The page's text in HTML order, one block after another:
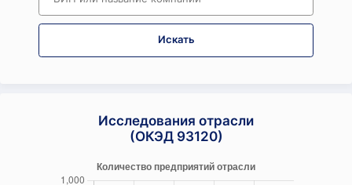
Искать
Исследования отрасли
(ОКЭД 93120)